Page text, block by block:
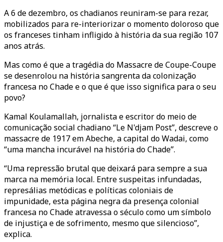
A 6 de dezembro, os chadianos reuniram-se para rezar,
mobilizados para re-interiorizar o momento doloroso que
os franceses tinham infligido à história da sua região 107
anos atrás.
Mas como é que a tragédia do Massacre de Coupe-Coupe
se desenrolou na história sangrenta da colonização
francesa no Chade e o que é que isso significa para o seu
povo?
Kamal Koulamallah, jornalista e escritor do meio de
comunicação social chadiano “Le N'djam Post”, descreve o
massacre de 1917 em Abeche, a capital do Wadai, como
“uma mancha incurável na história do Chade”.
“Uma repressão brutal que deixará para sempre a sua
marca na memória local. Entre suspeitas infundadas,
represálias metódicas e políticas coloniais de
impunidade, esta página negra da presença colonial
francesa no Chade atravessa o século como um símbolo
de injustiça e de sofrimento, mesmo que silencioso”,
explica.